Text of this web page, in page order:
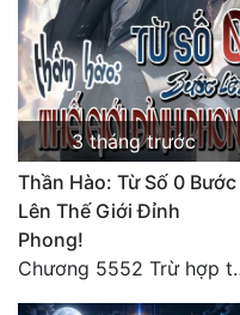
3 tháng trước
Thần Hào: Từ Số 0 Bước
Lên Thế Giới Đỉnh
Phong!
Chương 5552